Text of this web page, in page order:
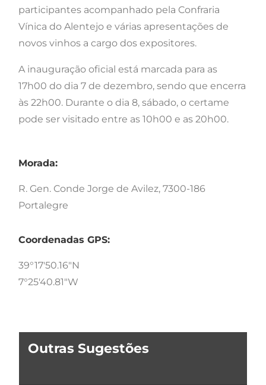
participantes acompanhado pela Confraria
Vínica do Alentejo e várias apresentações de
novos vinhos a cargo dos expositores.
A inauguração oficial está marcada para as
17h00 do dia 7 de dezembro, sendo que encerra
às 22h00. Durante o dia 8, sábado, o certame
pode ser visitado entre as 10h00 e as 20h00.
Morada:
R. Gen. Conde Jorge de Avilez, 7300-186
Portalegre
Coordenadas GPS:
39°17'50.16"N
7°25'40.81"W
Outras Sugestões